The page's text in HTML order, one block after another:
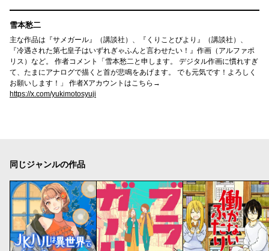
雪本愁二
主な作品は『サメガール』（講談社）、『くりことびより』（講談社）、
『冷遇された第七皇子はいずれぎゃふんと言わせたい！』作画（アルファポ
リス）など。 作者コメント「雪本愁二と申します。 デジタル作画に慣れすぎ
て、たまにアナログで描くと首が悲鳴をあげます。 でも元気です！よろしく
お願いします！」 作者Xアカウントはこちら→
https://x.com/yukimotosyuji
同じジャンルの作品